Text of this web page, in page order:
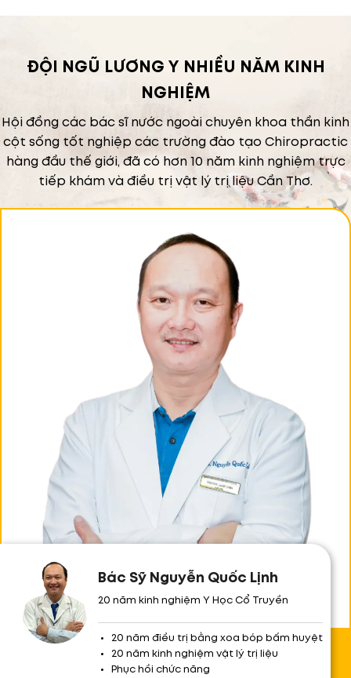
ĐỘI NGŨ LƯƠNG Y NHIỀU NĂM KINH
NGHIỆM
Hội đồng các bác sĩ nước ngoài chuyên khoa thần kinh
cột sống tốt nghiệp các trường đào tạo Chiropractic
hàng đầu thế giới, đã có hơn 10 năm kinh nghiệm trực
tiếp khám và điều trị vật lý trị liệu Cần Thơ.
Bác Sỹ
Nguyễn Quốc Lịnh
Bác Sỹ Nguyễn Quốc Lịnh
20 năm kinh nghiệm Y Học Cổ Truyền
20 năm điều trị bằng xoa bóp bấm huyệt
20 năm kinh nghiệm vật lý trị liệu
Phục hồi chức năng